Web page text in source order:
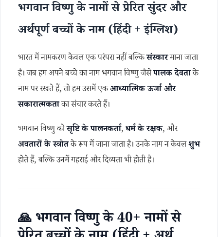
भगवान विष्णु के नामों से प्रेरित सुंदर और
अर्थपूर्ण बच्चों के नाम (हिंदी + इंग्लिश)
भारत में नामकरण केवल एक परंपरा नहीं बल्किसंस्कारमाना जाता
है। जब हम अपने बच्चे का नाम भगवान विष्णु जैसेपालक देवताके
नाम पर रखते हैं, तो हम उसमें एकआध्यात्मिक ऊर्जा और
सकारात्मकताका संचार करते हैं।
भगवान विष्णु कोसृष्टि के पालनकर्ता,धर्म के रक्षक, और
अवतारों के स्त्रोतके रूप में जाना जाता है। उनके नाम न केवलशुभ
होते हैं, बल्कि उनमें गहराई और दिव्यता भी होती है।
🙏 भगवान विष्णु के 40+ नामों से